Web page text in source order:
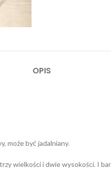
OPIS
może być jadalniany.
wielkości i dwie wysokości. I